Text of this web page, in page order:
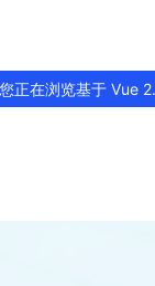
您正在浏览基于 Vue